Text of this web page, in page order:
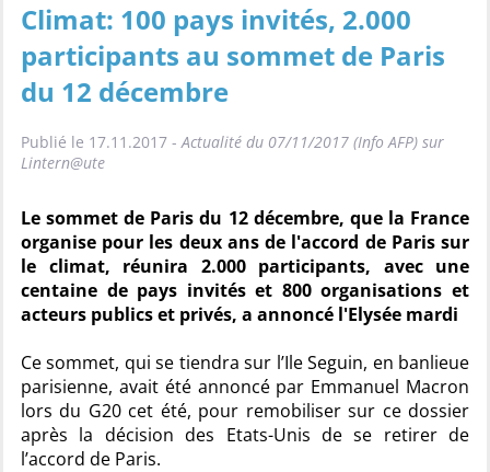
Climat: 100 pays invités, 2.000
participants au sommet de Paris
du 12 décembre
Publié le 17.11.2017 -Actualité du 07/11/2017 (Info AFP) sur
Lintern@ute
Le sommet de Paris du 12 décembre, que la France
organise pour les deux ans de l'accord de Paris sur
le climat, réunira 2.000 participants, avec une
centaine de pays invités et 800 organisations et
acteurs publics et privés, a annoncé l'Elysée mardi
Ce sommet, qui se tiendra sur l’Ile Seguin, en banlieue
parisienne, avait été annoncé par Emmanuel Macron
lors du G20 cet été, pour remobiliser sur ce dossier
après la décision des Etats-Unis de se retirer de
l’accord de Paris.